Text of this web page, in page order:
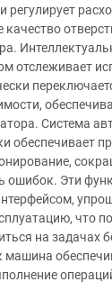
регулирует
отслеживает
Система
обеспечивает
ошибок. Эти
что
на задачах
машина